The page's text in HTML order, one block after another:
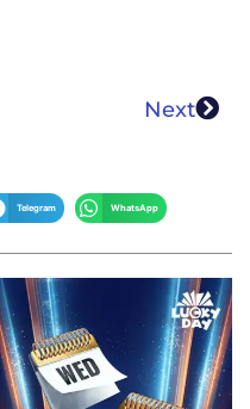
Next
Telegram WhatsApp